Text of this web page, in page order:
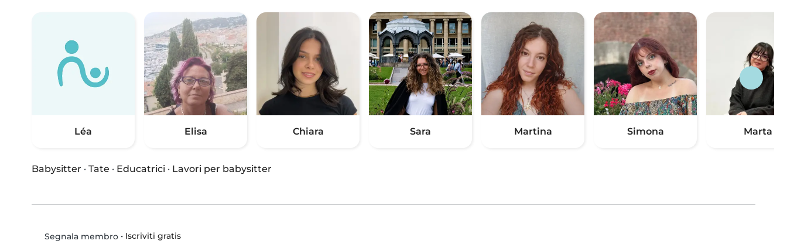
Léa Elisa Chiara Sara Martina Simona Marta
Babysitter · Tate · Educatrici · Lavori per babysitter
Segnala membro• Iscriviti gratis